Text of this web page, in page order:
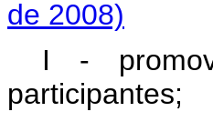
de 2008)
I -
participantes;